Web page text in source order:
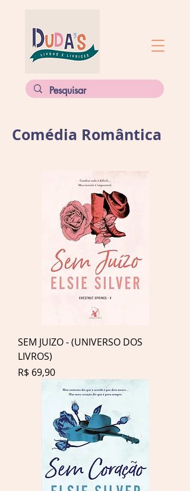
Comédia Romântica
SEM JUIZO - (UNIVERSO DOS
LIVROS)
Preço
R$ 69,90